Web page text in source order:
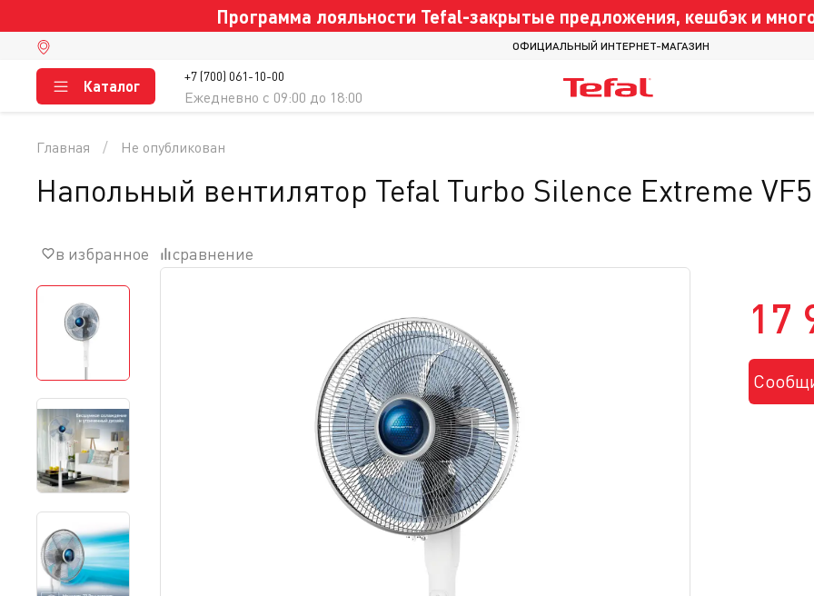
Программа лояльности Tefal-закрытые предложения, кешбэк и
ОФИЦИАЛЬНЫЙ ИНТЕРНЕТ-МАГАЗИН
+7 (700) 061-10-00
Ежедневно c 09:00 до 18:00
Каталог
17
Главная Не опубликован
Напольный вентилятор Tefal Turbo Silence Extreme
в избранное сравнение